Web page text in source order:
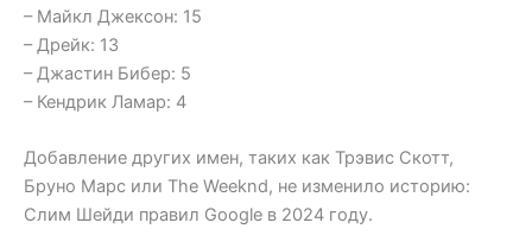
– Майкл Джексон: 15
– Дрейк: 13
– Джастин Бибер: 5
– Кендрик Ламар: 4
Добавление других имен, таких как Трэвис Скотт,
Бруно Марс или The Weeknd, не изменило историю:
Слим Шейди правил Google в 2024 году.